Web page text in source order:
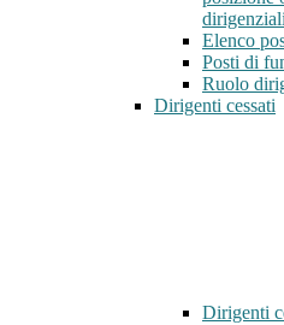
Elenco
Posti di
Ruolo
Dirigenti cessati
Dirigenti